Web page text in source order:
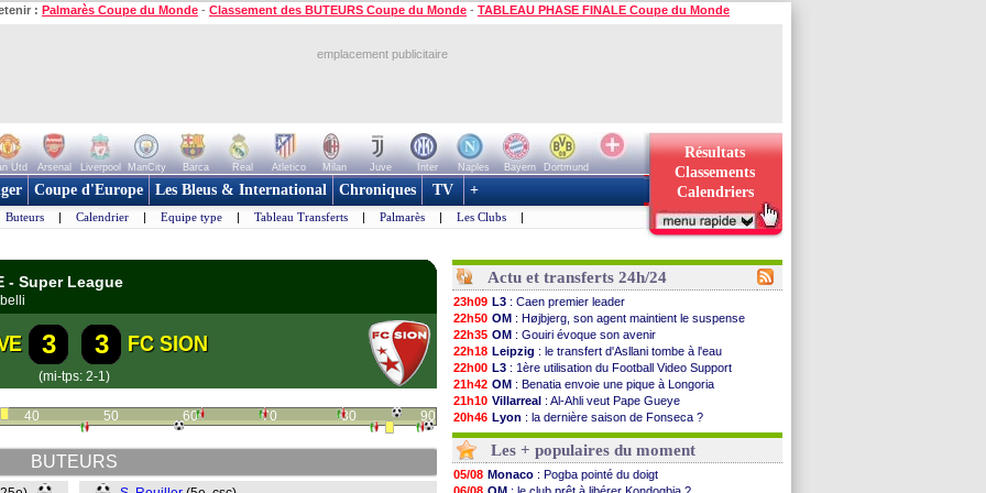
: Palmarès Coupe du Monde - Classement des BUTEURS Coupe du Monde - TABLEAU PHASE FINALE Coupe du Monde
emplacement publicitaire
Utd Arsenal Liverpool ManCity Barca Real Atletico Milan Juve Inter Naples Bayern
Dortmund
Résultats
Classements
Calendriers
Coupe d'Europe Les Bleus & International Chroniques TV +
Buteurs | Calendrier | Equipe type | Tableau Transferts | Palmarès | Les Clubs |
- Super League
3 3 FC SION
(mi-tps: 2-1)
40 50 60 70 80 90
BUTEURS
Actu et transferts 24h/24
23h09 L3 : Caen premier leader
22h50 OM : Højbjerg, son agent maintient le suspense
22h35 OM : Gouiri évoque son avenir
22h18 Leipzig : le transfert d'Asllani tombe à l'eau
22h00 L3 : 1ère utilisation du Football Video Support
21h42 OM : Benatia envoie une pique à Longoria
21h10 Villarreal : Al-Ahli veut Pape Gueye
20h46 Lyon : la dernière saison de Fonseca ?
20h30 OM: un nouveau prétendant pour Højbjerg
20h01
Brest: un gardien norvégien en approche ?
19h18 OM: McCourt a versé 120 M€ en 2026
19h09
PSG: 4 retours dans le groupe face à Man Utd ...
Les + populaires du moment
05/08 Monaco : Pogba pointé du doigt